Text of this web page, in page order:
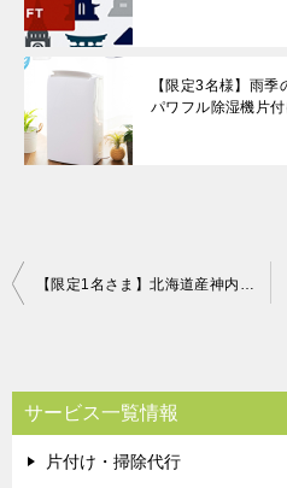
【限定3名様】雨
パワフル除湿機片付
投
ビ
ゲ
ー
【限定1名さま】北海道産神内和牛 すき焼き・しゃぶしゃぶ用詰合せ 片付け110番プレゼントキャンペーン！！
サービス一覧情報
片付け・掃除代行